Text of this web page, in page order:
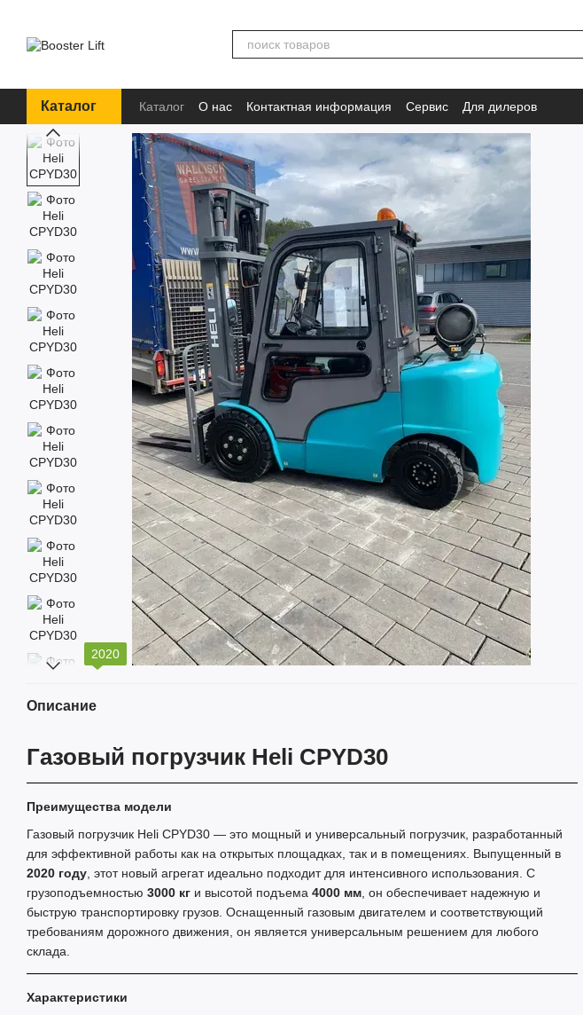
Каталог Каталог О нас Контактная информация Сервис
Для дилеров
Бренды
Информация
2020
Описание
Газовый погрузчик Heli CPYD30
Преимущества модели
Газовый погрузчик Heli CPYD30 — это мощный и универсальный погрузчик, разработанный
для эффективной работы как на открытых площадках, так и в помещениях. Выпущенный в
2020 году , этот новый агрегат идеально подходит для интенсивного использования. С
грузоподъемностью 3000 кг и высотой подъема 4000 мм , он обеспечивает надежную и
быструю транспортировку грузов. Оснащенный газовым двигателем и соответствующий
требованиям дорожного движения, он является универсальным решением для любого
склада.
Характеристики